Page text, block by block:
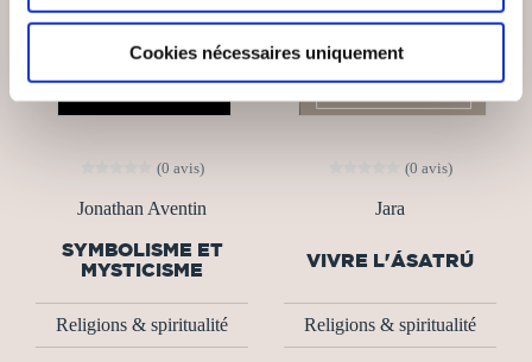
Cookies nécessaires uniquement
(0 avis)
Jonathan Aventin
SYMBOLISME ET
MYSTICISME
Religions & spiritualité
(0 avis)
Jara
VIVRE L'ÁSATRÚ
Religions & spiritualité